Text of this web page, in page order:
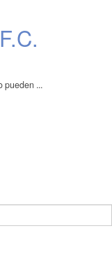
pueden ...